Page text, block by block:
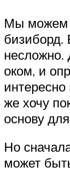
Мы можем
бизиборд.
оком, и
же хочу
основу
Но
может